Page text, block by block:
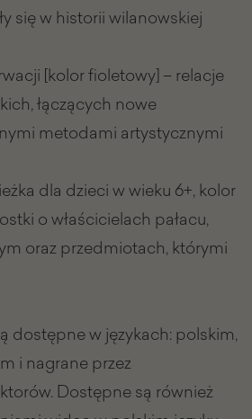
się w historii wilanowskiej
[kolor fioletowy] – relacje
łączących nowe
metodami artystycznymi
dla dzieci w wieku 6+, kolor
o właścicielach pałacu,
oraz przedmiotach, którymi
dostępne w językach: polskim,
i nagrane przez
Dostępne są również